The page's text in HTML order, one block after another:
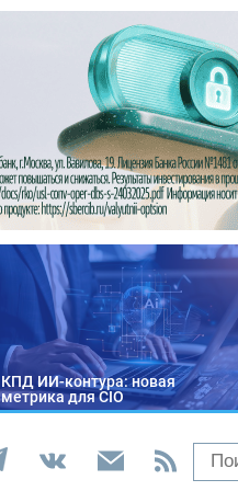
КПД ИИ-контура: новая
метрика для CIO